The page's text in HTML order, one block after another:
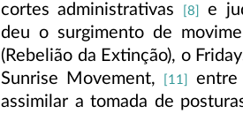
cortes administrativas
[8]
e
deu o surgimento de
(Rebelião da Extinção), o
Sunrise Movement,
[11]
entre
assimilar a tomada de